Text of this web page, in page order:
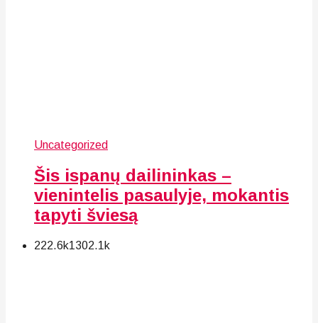
Uncategorized
Šis ispanų dailininkas –
vienintelis pasaulyje, mokantis
tapyti šviesą
222.6k1302.1k